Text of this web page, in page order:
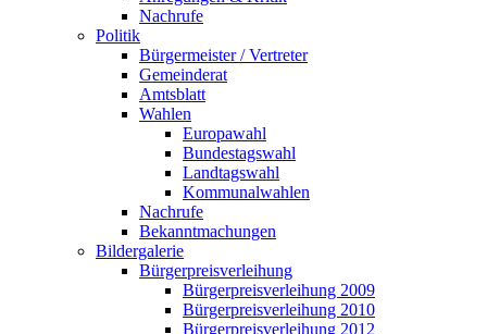
Nachrufe
Politik
Bürgermeister / Vertreter
Gemeinderat
Amtsblatt
Wahlen
Europawahl
Bundestagswahl
Landtagswahl
Kommunalwahlen
Nachrufe
Bekanntmachungen
Bildergalerie
Bürgerpreisverleihung
Bürgerpreisverleihung 2009
Bürgerpreisverleihung 2010
Bürgerpreisverleihung 2012